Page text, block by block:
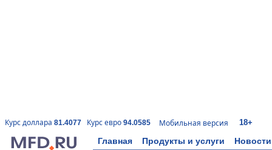
Курс доллара 81.4077 Курс евро 94.0585 Мобильная версия 18+
Главная Продукты и услуги Новости